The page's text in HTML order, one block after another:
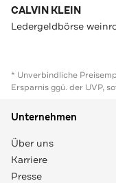
CALVIN KLEIN
Ledergeldbörse
* Unverbindliche
Ersparnis ggü. der UVP,
Unternehmen
Über uns
Karriere
Presse